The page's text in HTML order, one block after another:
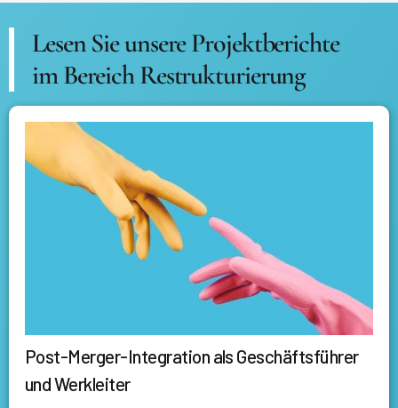
Lesen Sie unsere Projektberichte
im Bereich Restrukturierung
Post-Merger-Integration als Geschäftsführer
und Werkleiter